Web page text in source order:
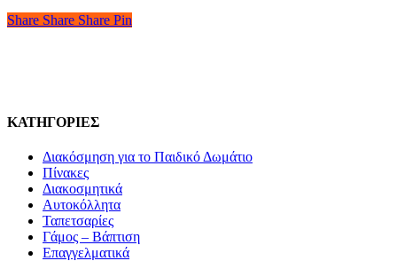
Share
Share Share Share Pin
ΚΑΤΗΓΟΡΙΕΣ
Διακόσμηση για το Παιδικό Δωμάτιο
Πίνακες
Διακοσμητικά
Αυτοκόλλητα
Ταπετσαρίες
Γάμος – Βάπτιση
Επαγγελματικά